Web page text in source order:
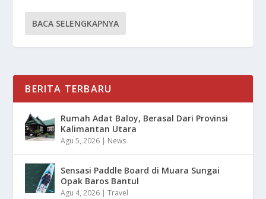
BACA SELENGKAPNYA
BERITA TERBARU
Rumah Adat Baloy, Berasal Dari Provinsi
Kalimantan Utara
Agu 5, 2026 | News
Sensasi Paddle Board di Muara Sungai
Opak Baros Bantul
Agu 4, 2026 |Travel